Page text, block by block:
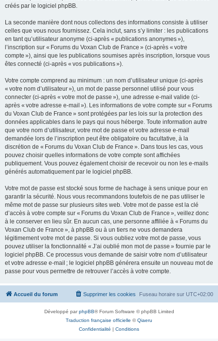
créés par le logiciel phpBB.
La seconde manière dont nous collectons des informations consiste à utiliser
celles que vous nous fournissez. Cela inclut, sans s’y limiter : les publications
en tant qu’utilisateur anonyme (ci-après « publications anonymes »),
l’inscription sur « Forums du Voxan Club de France » (ci-après « votre
compte »), ainsi que les publications soumises après inscription, lorsque vous
êtes connecté (ci-après « vos publications »).
Votre compte comprend au minimum : un nom d’utilisateur unique (ci-après
« votre nom d’utilisateur »), un mot de passe personnel utilisé pour vous
connecter (ci-après « votre mot de passe »), une adresse e-mail valide (ci-
après « votre adresse e-mail »). Les informations de votre compte sur « Forums
du Voxan Club de France » sont protégées par les lois sur la protection des
données applicables dans le pays qui nous héberge. Toute information autre
que votre nom d’utilisateur, votre mot de passe et votre adresse e-mail
demandée lors de l’inscription peut être obligatoire ou facultative, à la
discrétion de « Forums du Voxan Club de France ». Dans tous les cas, vous
pouvez choisir quelles informations de votre compte sont affichées
publiquement. Vous pouvez également choisir de recevoir ou non les e-mails
générés automatiquement par le logiciel phpBB.
Votre mot de passe est stocké sous forme de hachage à sens unique pour en
garantir la sécurité. Nous vous recommandons toutefois de ne pas utiliser le
même mot de passe sur plusieurs sites web. Votre mot de passe est la clé
d’accès à votre compte sur « Forums du Voxan Club de France », veillez donc
à le conserver en lieu sûr. En aucun cas, une personne affiliée à « Forums du
Voxan Club de France », à phpBB ou à un tiers ne vous demandera
légitimement votre mot de passe. Si vous oubliez votre mot de passe, vous
pouvez utiliser la fonctionnalité « J’ai oublié mon mot de passe » fournie par le
logiciel phpBB. Ce processus vous demande de saisir votre nom d’utilisateur
et votre adresse e-mail ; le logiciel phpBB générera ensuite un nouveau mot de
passe pour vous permettre de retrouver l’accès à votre compte.
Accueil du forum Fuseau horaire sur UTC+02:00
Supprimer les cookies
Développé parphpBB® Forum Software © phpBB Limited
Traduction française officielle ©Qiaeru
Confidentialité
Conditions